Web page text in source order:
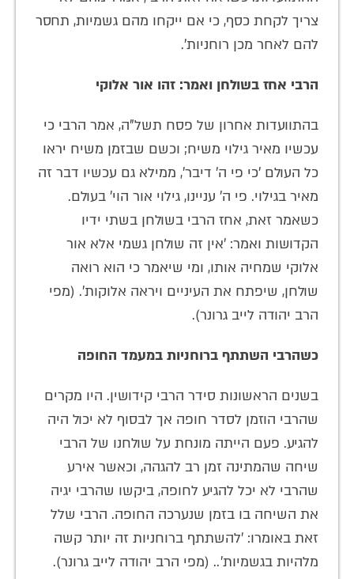
צריך לקחת כסף, כי אם ייקחו מהם גשמיות, תחסר
להם לאחר מכן רוחניות'.
הרבי אחז בשולחן ואמר: זהו אור אלוקי
בהתוועדות אחרון של פסח תשל"ה, אמר הרבי כי
עכשיו מאיר גילוי משיח; וכשם שבזמן משיח יראו
כל העולם 'כי פי ה' דיבר', ממילא גם עכשיו דבר זה
מאיר בגילוי. פי ה' עניינו, גילוי אור הוי' בעולם.
כשאמר זאת, אחז הרבי בשולחן בשתי ידיו
הקדושות ואמר: 'אין זה שולחן גשמי אלא אור
אלוקי שמחיה אותו, ומי שיאמר כי הוא רואה
שולחן, שיפתח את העיניים ויראה אלוקות'. (מפי
הרב יהודה לייב גרונר).
כשהרבי השתתף ברוחניות במעמד החופה
בשנים הראשונות סידר הרבי קידושין. היו מקרים
שהרבי הוזמן לסדר חופה אך לבסוף לא יכול היה
להגיע. פעם הייתה מונחת על שולחנו של הרבי
שיחה שהמתינה זמן רב להגהה, וכאשר אירע
שהרבי לא יכל להגיע לחופה, ביקשו שהרבי יגיה
את השיחה בו בזמן שנערכה החופה. הרבי שלל
זאת באומרו: 'להשתתף ברוחניות זה יותר קשה
מלהיות בגשמיות'.. (מפי הרב יהודה לייב גרונר).